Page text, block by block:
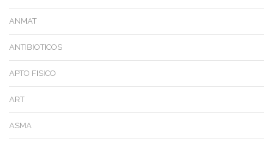
ANMAT
ANTIBIOTICOS
APTO FISICO
ART
ASMA